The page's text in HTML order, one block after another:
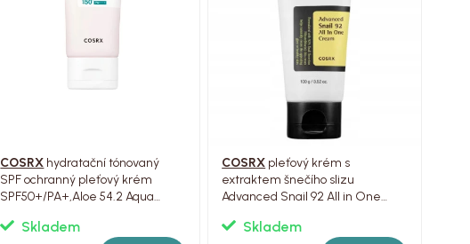
COSRX hydratační tónovaný
SPF ochranný pleťový krém
SPF50+/PA+,Aloe 54.2 Aqua
Skladem
COSRX pleťový krém s
extraktem šnečího slizu
Advanced Snail 92 All in One
Skladem